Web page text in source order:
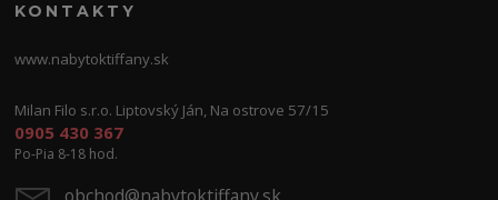
KONTAKTY
www.nabytoktiffany.sk
Milan Filo s.r.o. Liptovský Ján, Na ostrove 57/15
0905 430 367
Po-Pia 8-18 hod.